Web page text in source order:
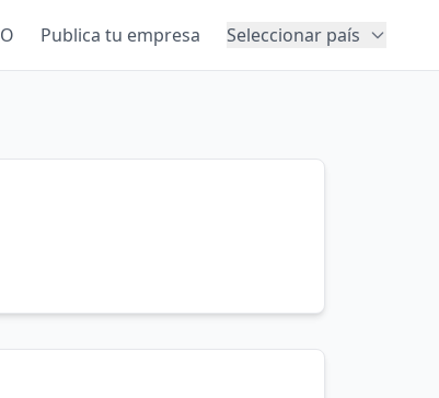
Publica tu empresa Seleccionar país